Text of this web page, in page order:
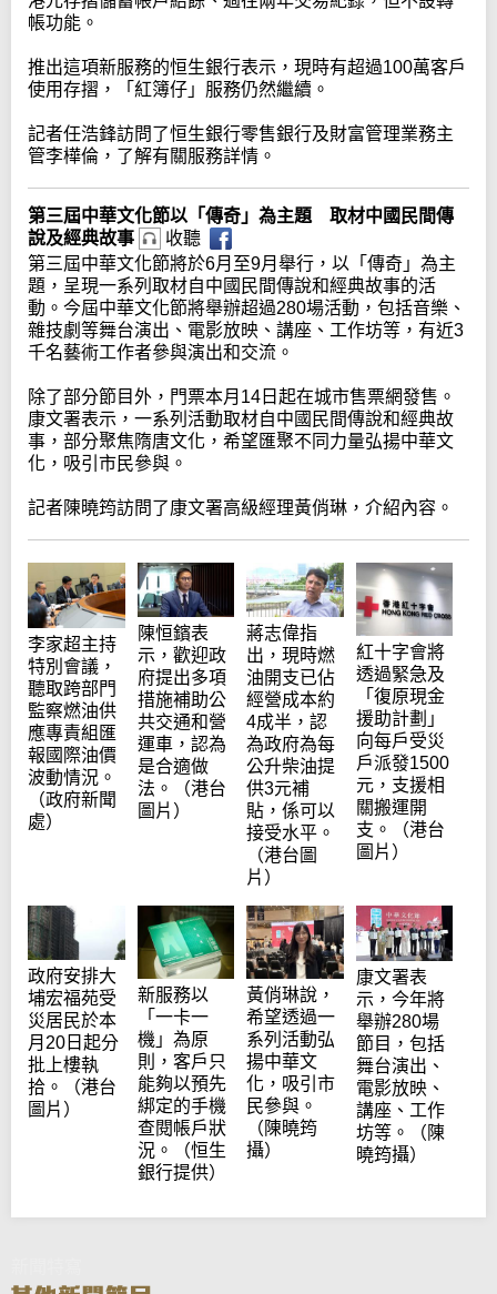
帳功能。
推出這項新服務的恒生銀行表示，現時有超過100萬客戶
使用存摺，「紅簿仔」服務仍然繼續。
記者任浩鋒訪問了恒生銀行零售銀行及財富管理業務主
管李樺倫，了解有關服務詳情。
第三屆中華文化節以「傳奇」為主題 取材中國民間傳
說及經典故事
收聽
第三屆中華文化節將於6月至9月舉行，以「傳奇」為主
題，呈現一系列取材自中國民間傳說和經典故事的活
動。今屆中華文化節將舉辦超過280場活動，包括音樂、
雜技劇等舞台演出、電影放映、講座、工作坊等，有近3
千名藝術工作者參與演出和交流。
除了部分節目外，門票本月14日起在城市售票網發售。
康文署表示，一系列活動取材自中國民間傳說和經典故
事，部分聚焦隋唐文化，希望匯聚不同力量弘揚中華文
化，吸引市民參與。
記者陳曉筠訪問了康文署高級經理黃俏琳，介紹內容。
李家超主持
特別會議，
聽取跨部門
監察燃油供
應專責組匯
報國際油價
波動情況。
（政府新聞
處）
陳恒鑌表
示，歡迎政
府提出多項
措施補助公
共交通和營
運車，認為
是合適做
法。（港台
圖片）
蔣志偉指
出，現時燃
油開支已佔
經營成本約
4成半，認
為政府為每
公升柴油提
供3元補
貼，係可以
接受水平。
（港台圖
片）
紅十字會將
透過緊急及
「復原現金
援助計劃」
向每戶受災
戶派發1500
元，支援相
關搬運開
支。（港台
圖片）
政府安排大
埔宏福苑受
災居民於本
月20日起分
批上樓執
拾。（港台
圖片）
新服務以
「一卡一
機」為原
則，客戶只
能夠以預先
綁定的手機
查閱帳戶狀
況。（恒生
銀行提供）
黃俏琳說，
希望透過一
系列活動弘
揚中華文
化，吸引市
民參與。
（陳曉筠
攝）
康文署表
示，今年將
舉辦280場
節目，包括
舞台演出、
電影放映、
講座、工作
坊等。（陳
曉筠攝）